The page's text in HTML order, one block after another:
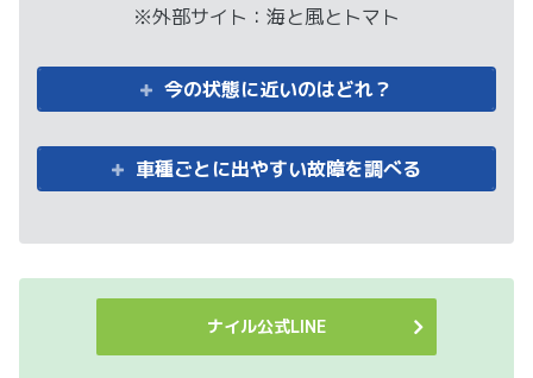
※外部サイト：海と風とトマト
今の状態に近いのはどれ？
車種ごとに出やすい故障を調べる
ナイル公式LINE